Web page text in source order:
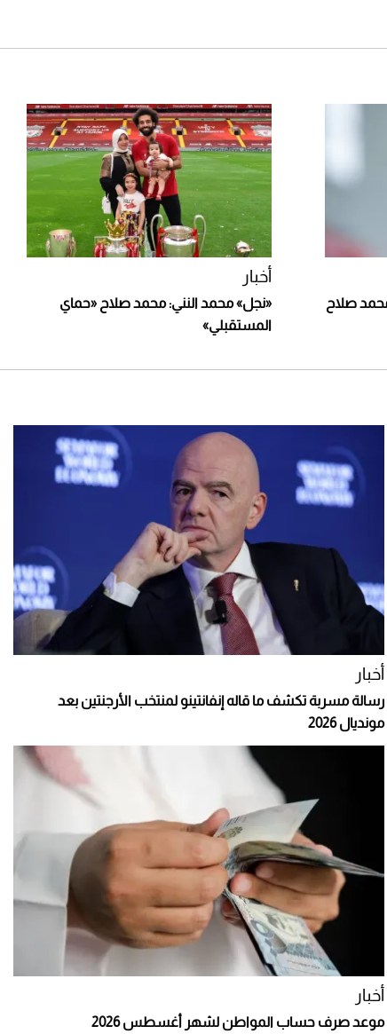
صلاح
أخبار
«نجل» محمد النني: محمد صلاح «حماي
المستقبلي»
أخبار
رسالة مسربة تكشف ما قاله إنفانتينو لمنتخب الأرجنتين بعد
مونديال 2026
أخبار
موعد صرف حساب المواطن لشهر أغسطس 2026